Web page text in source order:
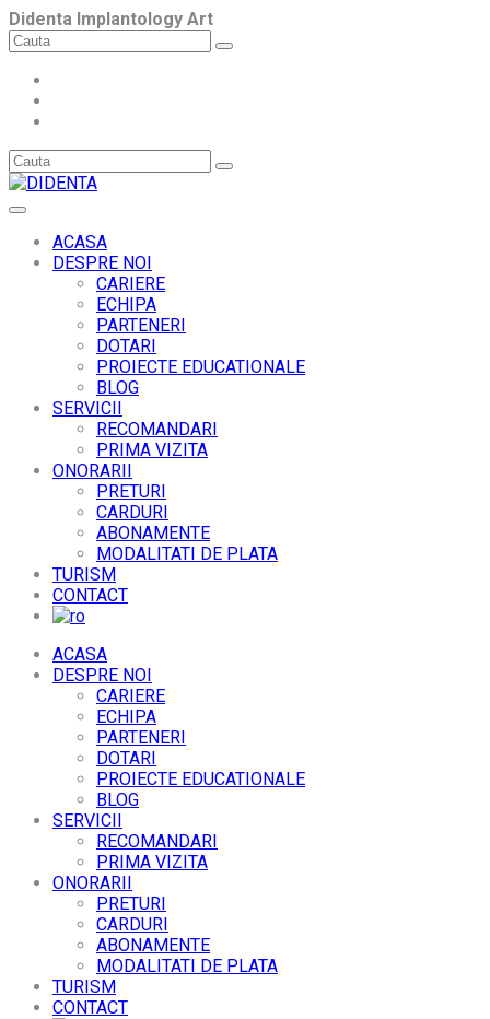
Didenta Implantology Art
ACASA
DESPRE NOI
CARIERE
ECHIPA
PARTENERI
DOTARI
PROIECTE EDUCATIONALE
BLOG
SERVICII
RECOMANDARI
PRIMA VIZITA
ONORARII
PRETURI
CARDURI
ABONAMENTE
MODALITATI DE PLATA
TURISM
CONTACT
ACASA
DESPRE NOI
CARIERE
ECHIPA
PARTENERI
DOTARI
PROIECTE EDUCATIONALE
BLOG
SERVICII
RECOMANDARI
PRIMA VIZITA
ONORARII
PRETURI
CARDURI
ABONAMENTE
MODALITATI DE PLATA
TURISM
CONTACT